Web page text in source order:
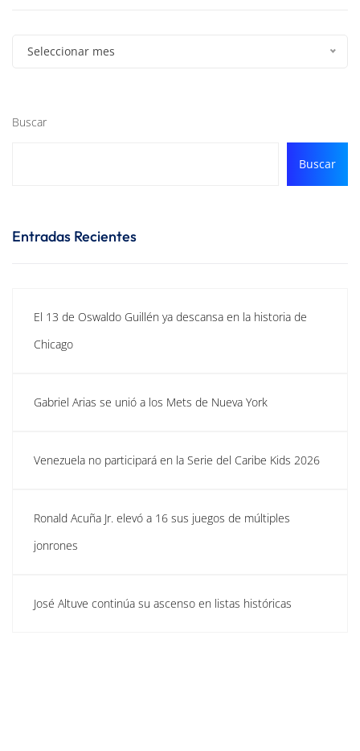
Seleccionar mes
Buscar
Buscar
Entradas Recientes
El 13 de Oswaldo Guillén ya descansa en la historia de
Chicago
Gabriel Arias se unió a los Mets de Nueva York
Venezuela no participará en la Serie del Caribe Kids 2026
Ronald Acuña Jr. elevó a 16 sus juegos de múltiples
jonrones
José Altuve continúa su ascenso en listas históricas